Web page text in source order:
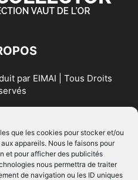
que les cookies pour stocker et/ou
appareils. Nous le faisons pour
et pour afficher des publicités
nous permettra de traiter
de navigation ou les ID uniques
par EIMAI | Tous Droits
NOUS